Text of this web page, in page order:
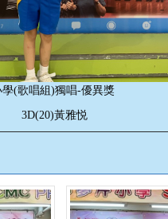
學(歌唱組)獨唱-優異獎
3D(20)黃雅悦